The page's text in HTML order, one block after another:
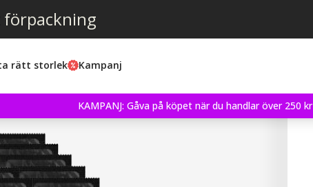
rätt storlek Kampanj
KAMPANJ: Gåva på köpet när du handlar över 250 kr